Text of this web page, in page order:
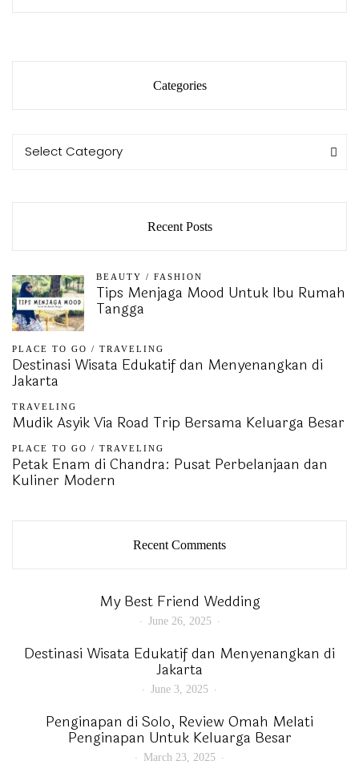
Categories
Categories
Select Category
Categories
Recent Posts
BEAUTY / FASHION
Tips Menjaga Mood Untuk Ibu Rumah
Tangga
PLACE TO GO / TRAVELING
Destinasi Wisata Edukatif dan Menyenangkan di
Jakarta
TRAVELING
Mudik Asyik Via Road Trip Bersama Keluarga Besar
PLACE TO GO / TRAVELING
Petak Enam di Chandra: Pusat Perbelanjaan dan
Kuliner Modern
Recent Comments
My Best Friend Wedding
June 26, 2025
Destinasi Wisata Edukatif dan Menyenangkan di
Jakarta
June 3, 2025
Penginapan di Solo, Review Omah Melati
Penginapan Untuk Keluarga Besar
March 23, 2025